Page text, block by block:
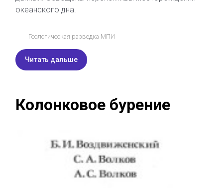
океанского дна.
Геологическая разведка МПИ
Читать дальше
Колонковое бурение